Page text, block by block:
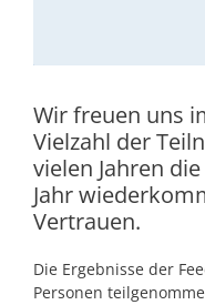
Wir freuen uns
Vielzahl der
vielen Jahren
Jahr
Vertrauen.
Die Ergebnisse der
Personen